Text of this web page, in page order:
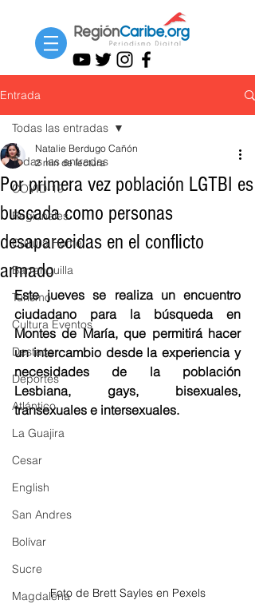
Entrada
Todas las entradas
COVID-19
Regionales
Cultura Home
Barranquilla
Turismo
Cultura Eventos
Destacar
Deportes
Atlántico
La Guajira
Cesar
English
San Andres
Bolívar
Sucre
Magdalena
Todas las entradas
Por primera vez población LGTBI es
buscada como personas
desaparecidas en el conflicto
armado
Natalie Berdugo Cañón
2 min de lectura
Este jueves se realiza un encuentro
ciudadano para la búsqueda en
Montes de María, que permitirá hacer
un intercambio desde la experiencia y
necesidades de la población
Lesbiana, gays, bisexuales,
transexuales e intersexuales.
Foto de Brett Sayles en Pexels